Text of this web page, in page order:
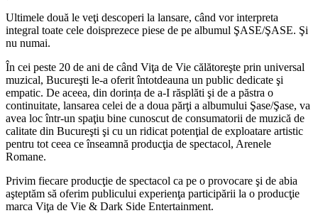
Ultimele două le veţi descoperi la lansare, când vor interpreta
integral toate cele doisprezece piese de pe albumul ŞASE/ŞASE. Şi
nu numai.
În cei peste 20 de ani de când Viţa de Vie călătoreşte prin universal
muzical, Bucureşti le-a oferit întotdeauna un public dedicate şi
empatic. De aceea, din dorința de a-I răsplăti şi de a păstra o
continuitate, lansarea celei de a doua părţi a albumului Şase/Şase, va
avea loc într-un spaţiu bine cunoscut de consumatorii de muzică de
calitate din Bucureşti şi cu un ridicat potenţial de exploatare artistic
pentru tot ceea ce înseamnă producţia de spectacol, Arenele
Romane.
Privim fiecare producţie de spectacol ca pe o provocare şi de abia
aşteptăm să oferim publicului experienţa participării la o producţie
marca Viţa de Vie & Dark Side Entertainment.